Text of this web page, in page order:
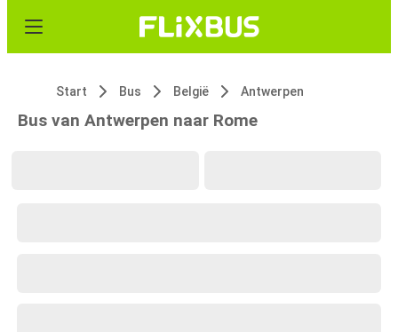
Start Bus België Antwerpen
Bus van Antwerpen naar Rome